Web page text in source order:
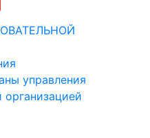
управления
организацией